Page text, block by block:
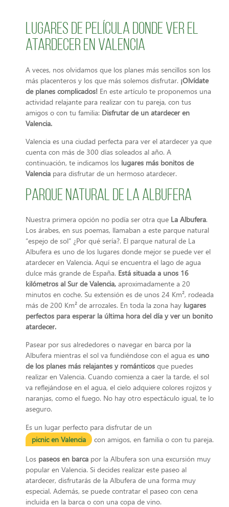
Lugares de película donde ver el
atardecer en Valencia
A veces, nos olvidamos que los planes más sencillos son los
más placenteros y los que más solemos disfrutar. ¡Olvídate
de planes complicados! En este artículo te proponemos una
actividad relajante para realizar con tu pareja, con tus
amigos o con tu familia: Disfrutar de un atardecer en
Valencia.
Valencia es una ciudad perfecta para ver el atardecer ya que
cuenta con más de 300 días soleados al año. A
continuación, te indicamos los lugares más bonitos de
Valencia para disfrutar de un hermoso atardecer.
Parque natural de La Albufera
Nuestra primera opción no podía ser otra que La Albufera.
Los árabes, en sus poemas, llamaban a este parque natural
“espejo de sol” ¿Por qué sería?. El parque natural de La
Albufera es uno de los lugares donde mejor se puede ver el
atardecer en Valencia. Aquí se encuentra el lago de agua
dulce más grande de España. Está situada a unos 16
kilómetros al Sur de Valencia, aproximadamente a 20
minutos en coche. Su extensión es de unos 24 Km², rodeada
más de 200 Km² de arrozales. En toda la zona hay lugares
perfectos para esperar la última hora del día y ver un bonito
atardecer.
Pasear por sus alrededores o navegar en barca por la
Albufera mientras el sol va fundiéndose con el agua es uno
de los planes más relajantes y románticos que puedes
realizar en Valencia. Cuando comienza a caer la tarde, el sol
va reflejándose en el agua, el cielo adquiere colores rojizos y
naranjas, como el fuego. No hay otro espectáculo igual, te lo
aseguro.
Es un lugar perfecto para disfrutar de un
picnic en Valencia
con amigos, en familia o con tu pareja.
Los paseos en barca por la Albufera son una excursión muy
popular en Valencia. Si decides realizar este paseo al
atardecer, disfrutarás de la Albufera de una forma muy
especial. Además, se puede contratar el paseo con cena
incluida en la barca o con una copa de vino.